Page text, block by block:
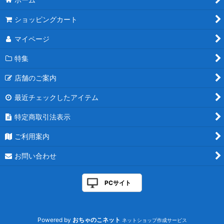
ショッピングカート
マイページ
特集
店舗のご案内
最近チェックしたアイテム
特定商取引法表示
ご利用案内
お問い合わせ
PCサイト
Powered by おちゃのこネット ネットショップ作成サービス